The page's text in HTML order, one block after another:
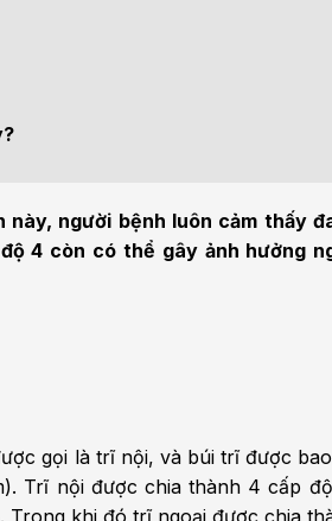
- Tiết niệu
năng
thần
người bệnh luôn cảm thấy
4 còn có thể gây ảnh hưởng
gọi là trĩ nội, và búi trĩ được
Trĩ nội được chia thành 4 cấp
khi đó trĩ ngoại được chia